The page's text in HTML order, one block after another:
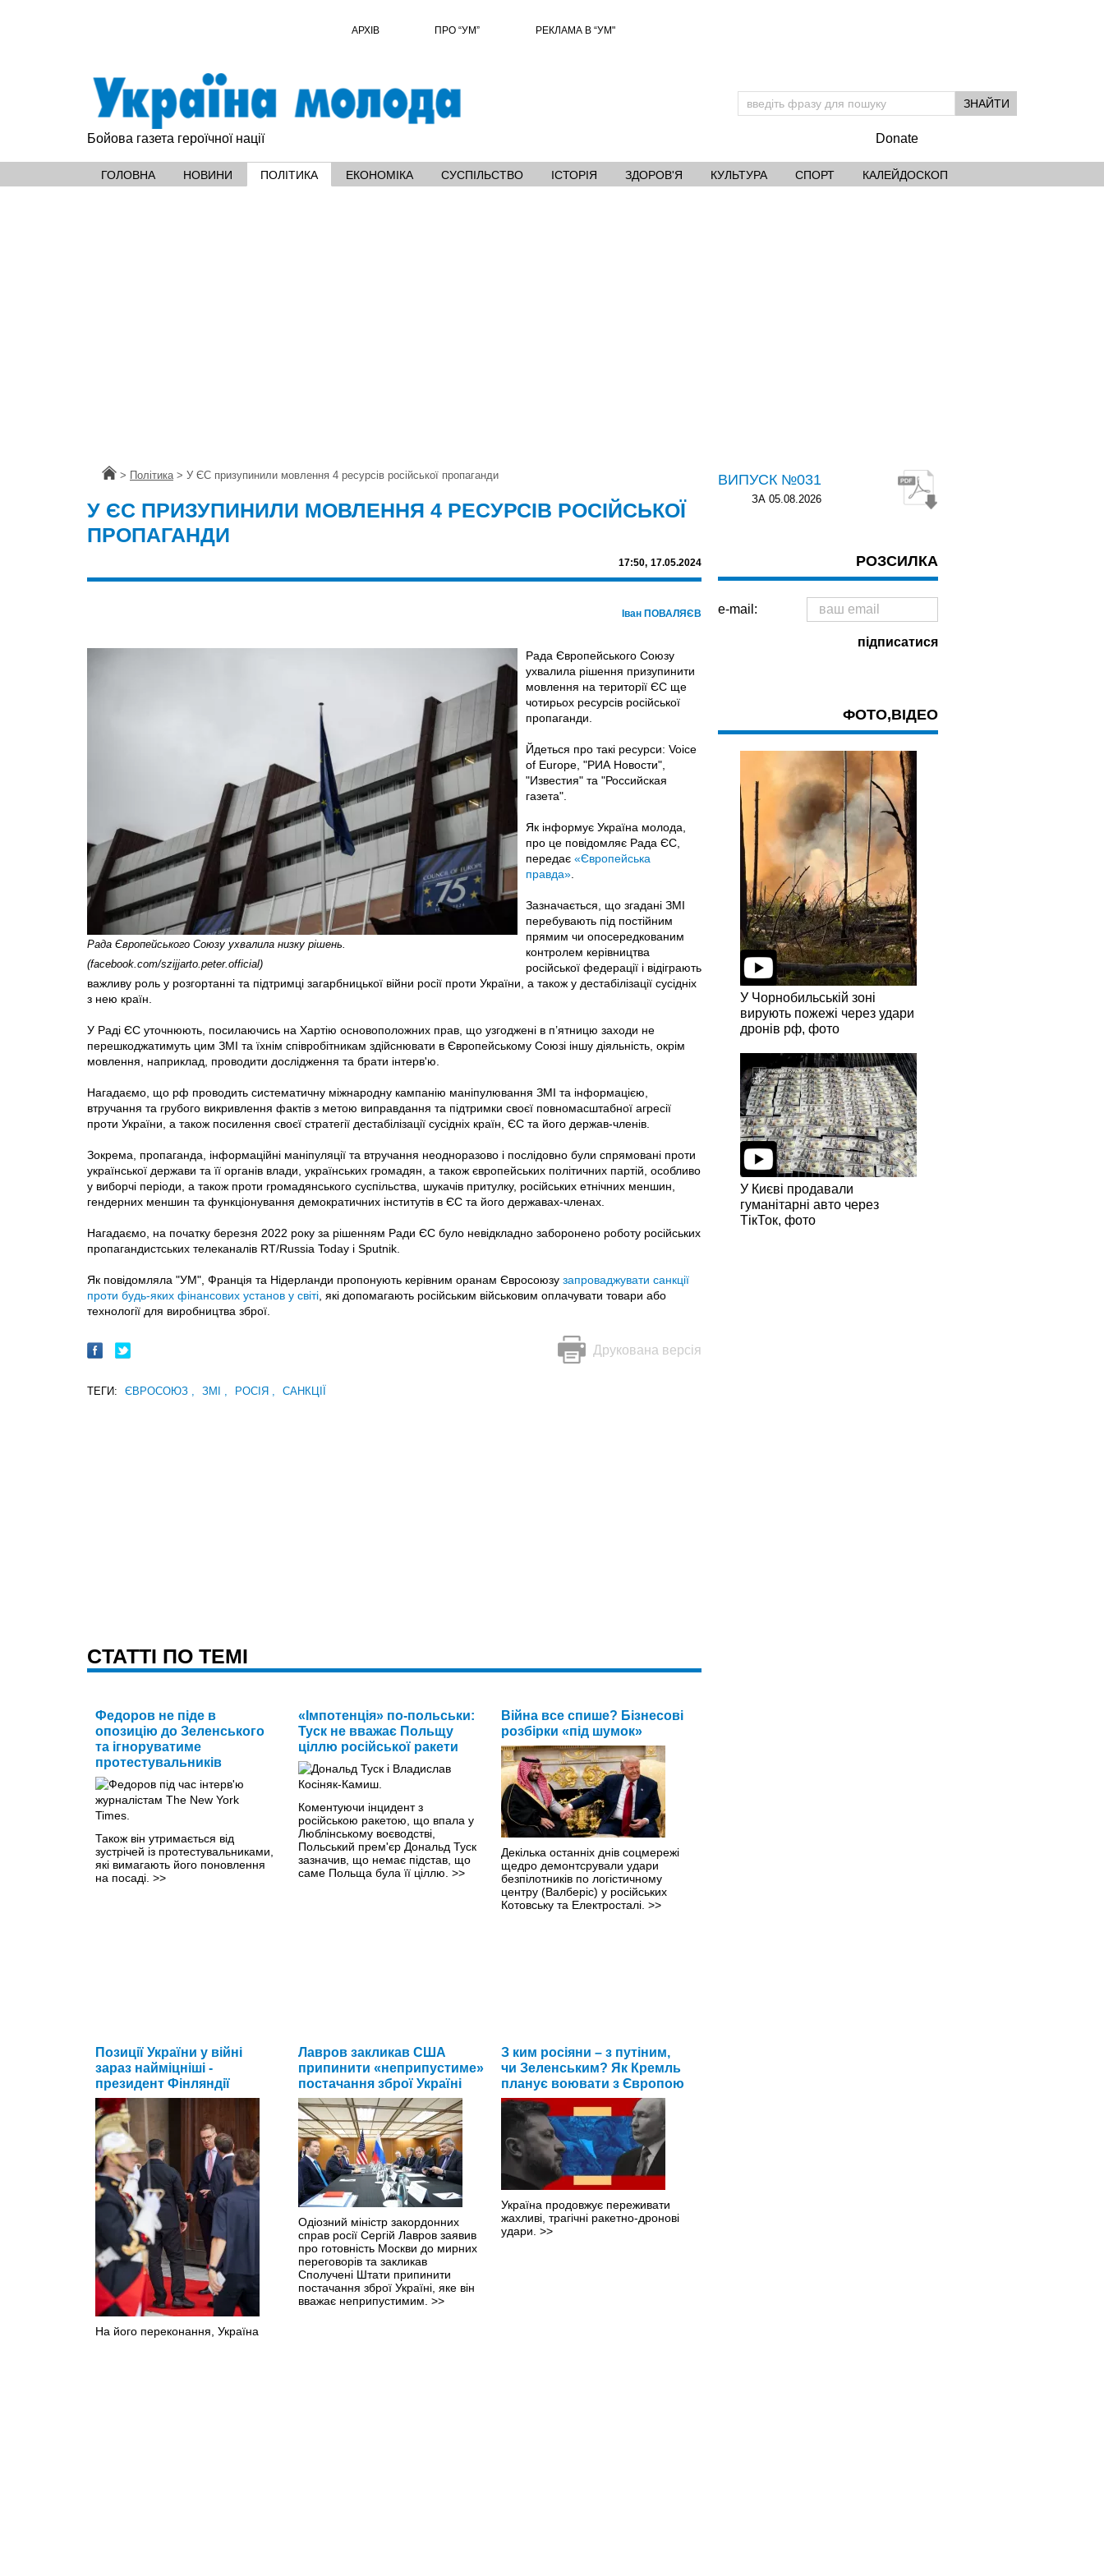
АРХІВ ПРО “УМ” РЕКЛАМА В “УМ"
Бойова газета героїчної нації Donate
ГОЛОВНА НОВИНИ ПОЛІТИКА ЕКОНОМІКА СУСПІЛЬСТВО ІСТОРІЯ ЗДОРОВ'Я КУЛЬТУРА СПОРТ КАЛЕЙДОСКОП
Головна
> Політика > У ЄС призупинили мовлення 4 ресурсів російської пропаганди
У ЄС ПРИЗУПИНИЛИ МОВЛЕННЯ 4 РЕСУРСІВ РОСІЙСЬКОЇ
ПРОПАГАНДИ
17:50, 17.05.2024
Іван ПОВАЛЯЄВ
Рада Європейського Союзу ухвалила низку рішень.
(facebook.com/szijjarto.peter.official)
Рада Європейського Союзу
ухвалила рішення призупинити
мовлення на території ЄС ще
чотирьох ресурсів російської
пропаганди.
Йдеться про такі ресурси: Voice
of Europe, "РИА Новости",
"Известия" та "Российская
газета".
Як інформує Україна молода,
про це повідомляє Рада ЄС,
передає «Європейська
правда».
Зазначається, що згадані ЗМІ
перебувають під постійним
прямим чи опосередкованим
контролем керівництва
російської федерації і відіграють
важливу роль у розгортанні та підтримці загарбницької війни росії проти України, а також у дестабілізації сусідніх
з нею країн.
У Раді ЄС уточнюють, посилаючись на Хартію основоположних прав, що узгоджені в п’ятницю заходи не
перешкоджатимуть цим ЗМІ та їхнім співробітникам здійснювати в Європейському Союзі іншу діяльність, окрім
мовлення, наприклад, проводити дослідження та брати інтерв'ю.
Нагадаємо, що рф проводить систематичну міжнародну кампанію маніпулювання ЗМІ та інформацією,
втручання та грубого викривлення фактів з метою виправдання та підтримки своєї повномасштабної агресії
проти України, а також посилення своєї стратегії дестабілізації сусідніх країн, ЄС та його держав-членів.
Зокрема, пропаганда, інформаційні маніпуляції та втручання неодноразово і послідовно були спрямовані проти
української держави та її органів влади, українських громадян, а також європейських політичних партій, особливо
у виборчі періоди, а також проти громадянського суспільства, шукачів притулку, російських етнічних меншин,
гендерних меншин та функціонування демократичних інститутів в ЄС та його державах-членах.
Нагадаємо, на початку березня 2022 року за рішенням Ради ЄС було невідкладно заборонено роботу російських
пропагандистських телеканалів RT/Russia Today і Sputnik.
Як повідомляла "УМ", Франція та Нідерланди пропонують керівним оранам Євросоюзу запроваджувати санкції
проти будь-яких фінансових установ у світі , які допомагають російським військовим оплачувати товари або
технології для виробництва зброї.
Друкована версія
ТЕГИ: ЄВРОСОЮЗ ЗМІ РОСІЯ САНКЦІЇ
CТАТТІ ПО ТЕМІ
Федоров не піде в
опозицію до Зеленського
та ігноруватиме
протестувальників
Також він утримається від
зустрічей із протестувальниками,
які вимагають його поновлення
на посаді. >>
«Імпотенція» по-польськи:
Туск не вважає Польщу
ціллю російської ракети
Коментуючи інцидент з
російською ракетою, що впала у
Люблінському воєводстві,
Польський прем'єр Дональд Туск
зазначив, що немає підстав, що
саме Польща була її ціллю. >>
Війна все спише? Бізнесові
розбірки «під шумок»
Декілька останніх днів соцмережі
щедро демонтсрували удари
безпілотників по логістичному
центру (Валберіс) у російських
Котовську та Електросталі. >>
Позиції України у війні
зараз найміцніші -
президент Фінляндії
На його переконання, Україна
Лавров закликав США
припинити «неприпустиме»
постачання зброї Україні
Одіозний міністр закордонних
справ росії Сергій Лавров заявив
про готовність Москви до мирних
переговорів та закликав
Сполучені Штати припинити
постачання зброї Україні, яке він
вважає неприпустимим. >>
З ким росіяни – з путіним,
чи Зеленським? Як Кремль
планує воювати з Європою
Україна продовжує переживати
жахливі, трагічні ракетно-дронові
удари. >>
ВИПУСК №031
ЗА 05.08.2026
РОЗСИЛКА
e-mail:
ФОТО,ВІДЕО
У Чорнобильській зоні
вирують пожежі через удари
дронів рф, фото
У Києві продавали
гуманітарні авто через
ТікТок, фото